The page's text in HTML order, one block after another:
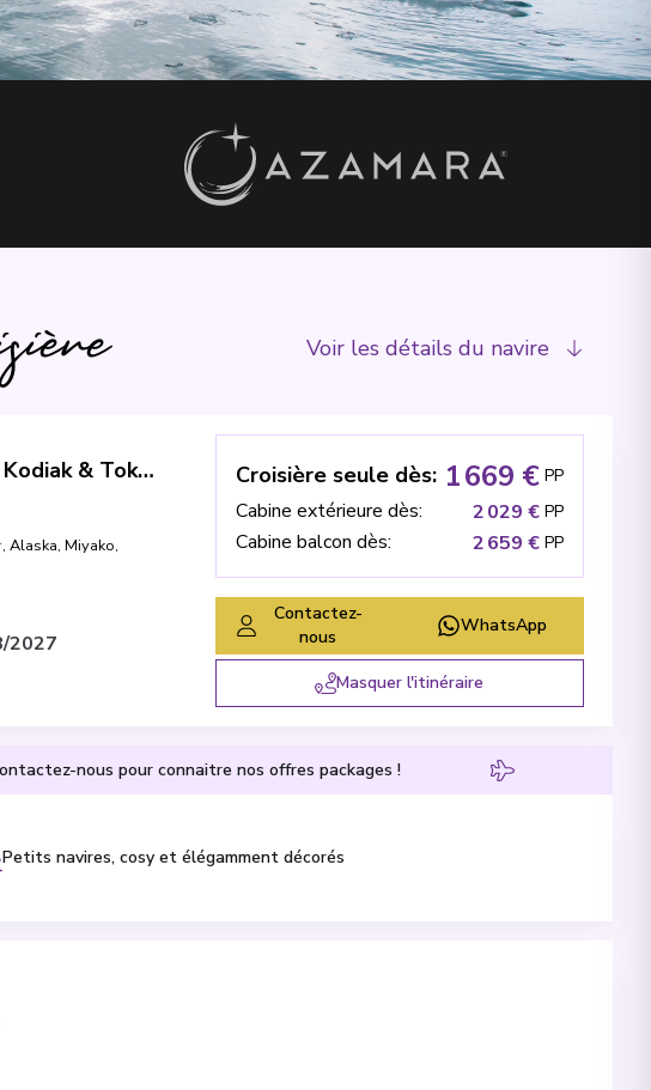
Voir les détails du navire
Alaska & Japan Cruise: Seward, Kodiak & Tokyo
Alaska, Miyako,
2027
Croisière seule dès: 1 669 € PP
Cabine extérieure dès: 2 029 € PP
Cabine balcon dès: 2 659 € PP
Contactez-
nous
WhatsApp
Masquer l'itinéraire
nous pour connaitre nos offres packages !
Petits navires, cosy et élégamment décorés